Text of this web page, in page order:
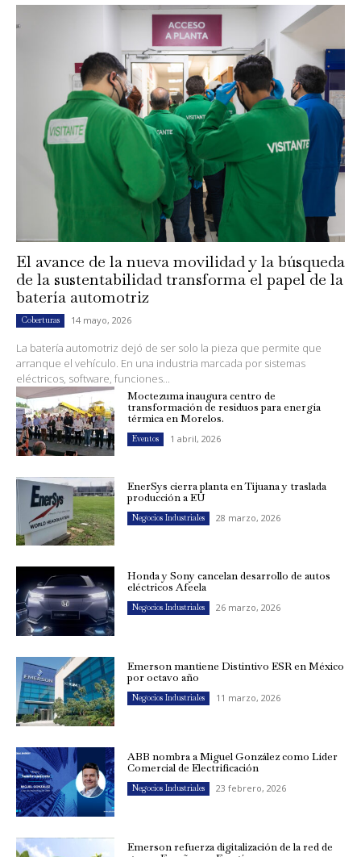
El avance de la nueva movilidad y la búsqueda
de la sustentabilidad transforma el papel de la
batería automotriz
Coberturas 14 mayo, 2026
La batería automotriz dejó de ser solo la pieza que permite que
arranque el vehículo. En una industria marcada por sistemas
eléctricos, software, funciones...
Moctezuma inaugura centro de
transformación de residuos para energía
térmica en Morelos.
Eventos 1 abril, 2026
EnerSys cierra planta en Tijuana y traslada
producción a EU
Negocios Industriales 28 marzo, 2026
Honda y Sony cancelan desarrollo de autos
eléctricos Afeela
Negocios Industriales 26 marzo, 2026
Emerson mantiene Distintivo ESR en México
por octavo año
Negocios Industriales 11 marzo, 2026
ABB nombra a Miguel González como Líder
Comercial de Electrificación
Negocios Industriales 23 febrero, 2026
Emerson refuerza digitalización de la red de